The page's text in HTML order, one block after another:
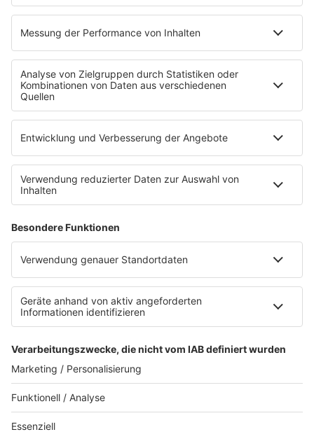
Verkehr & Blitzer
Weggehtipps
Jobbörse
Tipps und Tricks
B2B / Mediadaten
Empfang (DAB+, UKW, IP)
App
Datenschutzerklärung
Kontakt
Impressum
Privacy Settings
WETTER
SAARLAND